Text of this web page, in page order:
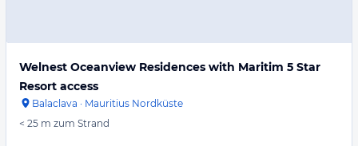
Welnest Oceanview Residences with Maritim 5 Star
Resort access
Balaclava · Mauritius Nordküste
< 25 m zum Strand